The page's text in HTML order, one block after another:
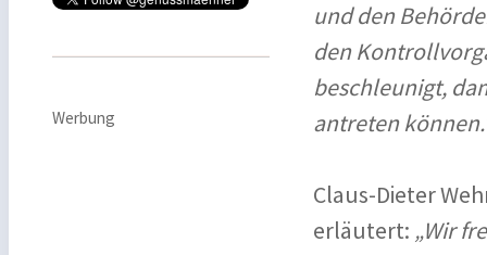
Werbung
und den
den
beschleunigt,
antreten
Claus-Dieter
erläutert: „Wir